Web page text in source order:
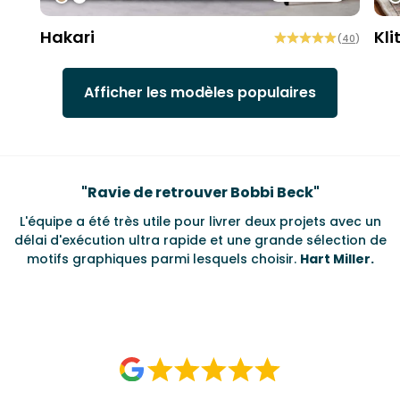
Hakari (40)
Afficher les modèles populaires
Testimonials
Bobbi Beck"
deux projets avec un
grande sélection de
choisir.Hart Miller.
"Les meilleurs papiers
Je peux honnêtement dire que
papiers de qualité que j'ai
et le prix par rouleau est très